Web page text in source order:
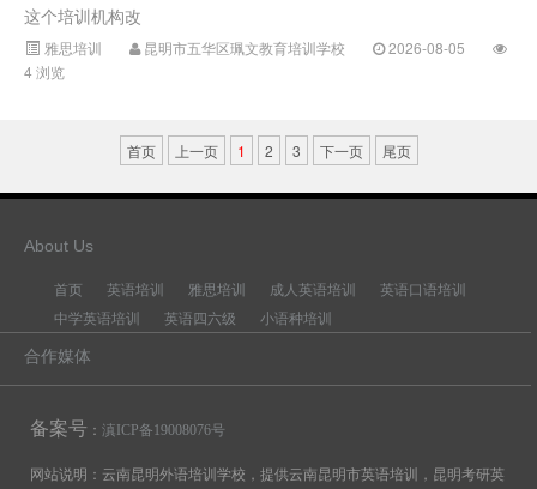
这个培训机构改
雅思培训 昆明市五华区珮文教育培训学校
2026-08-05
4 浏览
首页 上一页 1 2 3 下一页 尾页
About Us
首页 英语培训 雅思培训 成人英语培训
英语口语培训
中学英语培训
英语四六级 小语种培训
合作媒体
备案号： 滇ICP备19008076号
网站说明：云南昆明外语培训学校，提供云南昆明市英语培训，昆明考研英